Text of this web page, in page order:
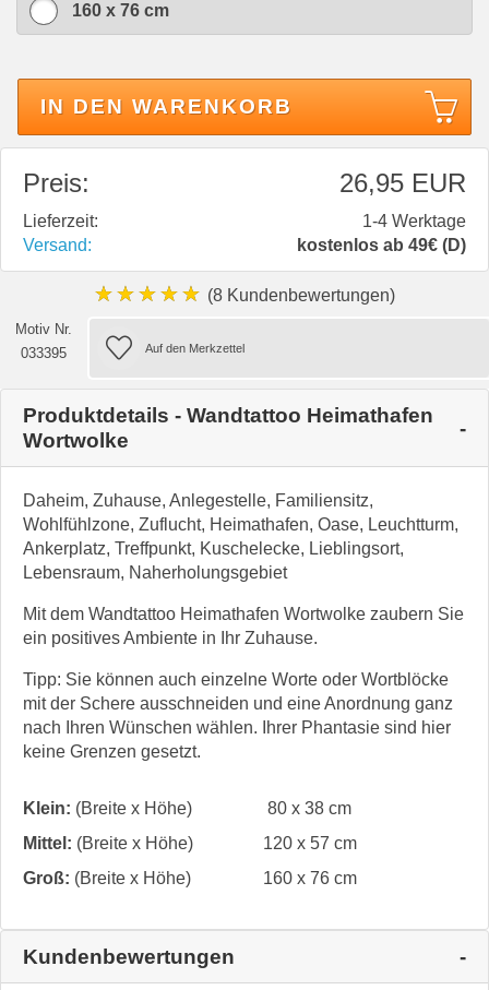
160 x 76 cm
IN DEN WARENKORB
Preis: 26,95 EUR
Lieferzeit:
1-4 Werktage
Versand:
kostenlos ab 49€ (D)
★★★★★ (8 Kundenbewertungen)
Motiv Nr.
033395
Produktdetails - Wandtattoo Heimathafen
Wortwolke
Daheim, Zuhause, Anlegestelle, Familiensitz,
Wohlfühlzone, Zuflucht, Heimathafen, Oase, Leuchtturm,
Ankerplatz, Treffpunkt, Kuschelecke, Lieblingsort,
Lebensraum, Naherholungsgebiet
Mit dem Wandtattoo Heimathafen Wortwolke zaubern Sie
ein positives Ambiente in Ihr Zuhause.
Tipp: Sie können auch einzelne Worte oder Wortblöcke
mit der Schere ausschneiden und eine Anordnung ganz
nach Ihren Wünschen wählen. Ihrer Phantasie sind hier
keine Grenzen gesetzt.
Klein: (Breite x Höhe)
80 x 38 cm
Mittel: (Breite x Höhe)
120 x 57 cm
Groß: (Breite x Höhe) 160 x 76 cm
Kundenbewertungen